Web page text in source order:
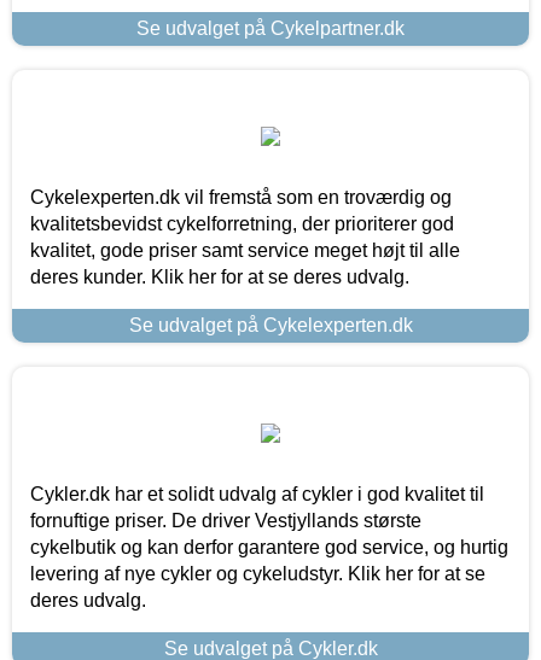
Se udvalget på Cykelpartner.dk
Cykelexperten.dk vil fremstå som en troværdig og
kvalitetsbevidst cykelforretning, der prioriterer god
kvalitet, gode priser samt service meget højt til alle
deres kunder. Klik her for at se deres udvalg.
Se udvalget på Cykelexperten.dk
Cykler.dk har et solidt udvalg af cykler i god kvalitet til
fornuftige priser. De driver Vestjyllands største
cykelbutik og kan derfor garantere god service, og hurtig
levering af nye cykler og cykeludstyr. Klik her for at se
deres udvalg.
Se udvalget på Cykler.dk